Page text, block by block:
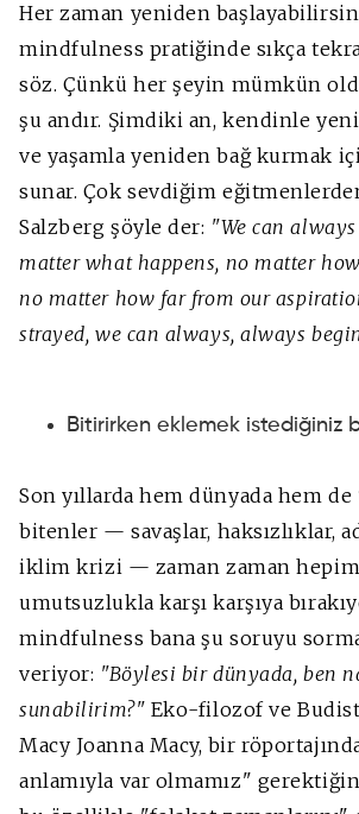
Her zaman yeniden
mindfulness pratiğinde sıkça
söz. Çünküher şeyin mümkün
şu andır. Şimdiki an, kendinle
ve yaşamla yeniden bağ kurmak
sunar. Çok sevdiğim
Salzberg şöyle der: "We can
matter what happens, no matter
no matter how far from our
strayed, we can always, always
Bitirirken eklemek istediğiniz
Son yıllarda hem dünyada hem
bitenler — savaşlar, haksızlıklar,
iklim krizi — zaman zaman
umutsuzlukla karşı karşıya
mindfulness bana şu soruyu
veriyor: "Böylesi bir dünyada, ben
sunabilirim?" Eko-filozof ve
Macy Joanna Macy, bir
anlamıyla var olmamız"